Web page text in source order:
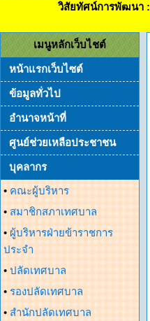
วิสัยทัศน์การพัฒนา :
เมนูหลักเว็บไชต์
หน้าแรกเว็บไซต์
ข้อมูลทั่วไป
อำนาจหน้าที่
ศูนย์ช่วยเหลือประชาชน
บุคลากร
• คณะผู้บริหาร
• สมาชิกสภาเทศบาล
• ผู้บริหารฝ่ายข้าราชการ
ประจำ
• ปลัดเทศบาล
• รองปลัดเทศบาล
• สำนักปลัดเทศบาล